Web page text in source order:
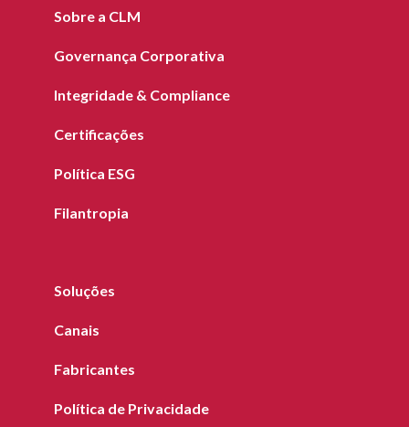
Sobre a CLM
Governança Corporativa
Integridade & Compliance
Certificações
Política ESG
Filantropia
Soluções
Canais
Fabricantes
Política de Privacidade